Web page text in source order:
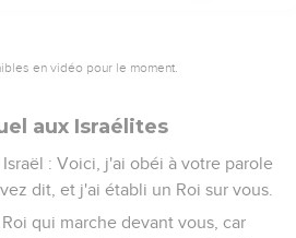
en vidéo pour le moment.
aux Israélites
: Voici, j'ai obéi à votre parole
dit, et j'ai établi un Roi sur vous.
qui marche devant vous, car